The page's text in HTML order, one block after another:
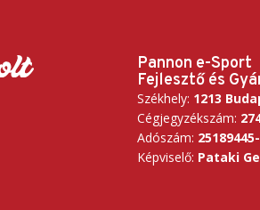
Pannon e-Sport
Fejlesztő és
Székhely: 1213
Cégjegyzékszám:
Adószám:
Képviselő: Pataki